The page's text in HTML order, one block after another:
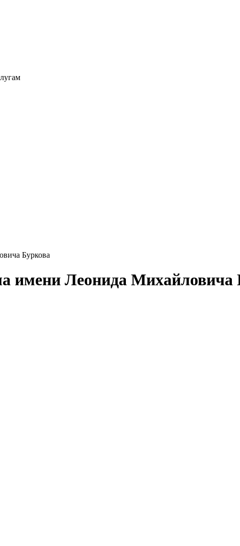
Буркова
имени Леонида Михайловича